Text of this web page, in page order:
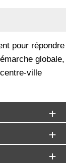
pour répondre
globale,
ville